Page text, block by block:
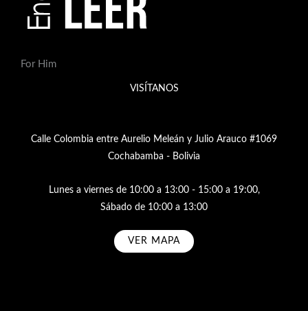
For Him
VISÍTANOS
Calle Colombia entre Aurelio Meleán y Julio Arauco #1069
Cochabamba - Bolivia
Lunes a viernes de 10:00 a 13:00 - 15:00 a 19:00,
Sábado de 10:00 a 13:00
VER MAPA